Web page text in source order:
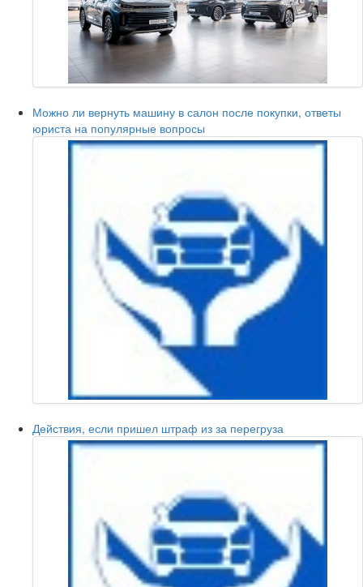
Можно ли вернуть машину в салон после покупки, ответы
юриста на популярные вопросы
Действия, если пришел штраф из за перегруза